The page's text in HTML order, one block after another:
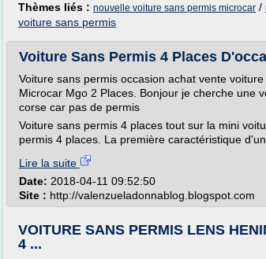
Thèmes liés : nouvelle voiture sans permis microcar /
voiture sans permis
Voiture Sans Permis 4 Places
Voiture sans permis occasion achat vente
Microcar Mgo 2 Places. Bonjour je cherche une
corse car pas de permis
Voiture sans permis 4 places tout sur la mini
permis 4 places. La première caractéristique
Lire la suite
Date: 2018-04-11 09:52:50
Site : http://valenzueladonnablog.blogspot.com
VOITURE SANS PERMIS LENS
4 ...